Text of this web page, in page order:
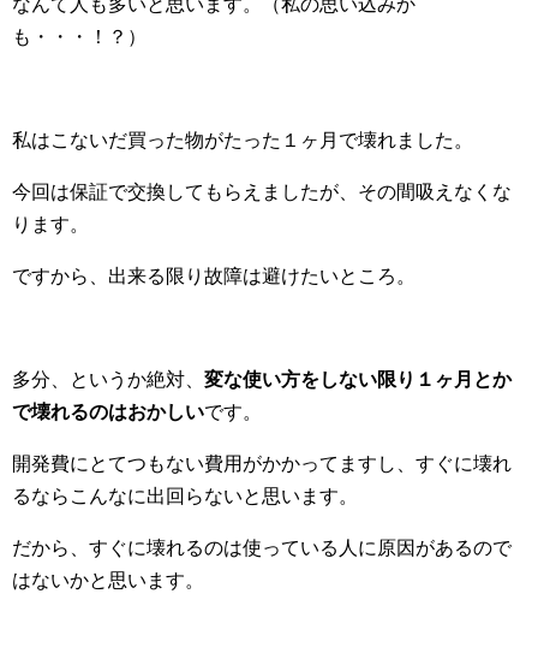
も・・・！？）
私はこないだ買った物がたった１ヶ月で壊れました。
今回は保証で交換してもらえましたが、その間吸えなくな
ります。
ですから、出来る限り故障は避けたいところ。
多分、というか絶対、 変な使い方をしない限り１ヶ月とか
で壊れるのはおかしいです。
開発費にとてつもない費用がかかってますし、すぐに壊れ
るならこんなに出回らないと思います。
だから、すぐに壊れるのは使っている人に原因があるので
はないかと思います。